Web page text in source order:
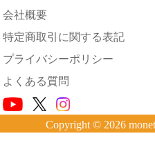
会社概要
特定商取引に関する表記
プライバシーポリシー
よくある質問
Copyright © 2026